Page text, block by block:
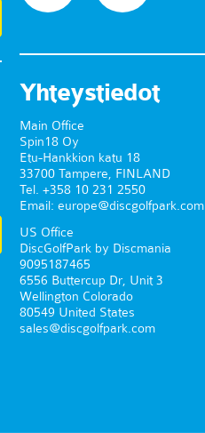
Yhteystiedot
Main Office
Spin18 Oy
Etu-Hankkion katu 18
33700 Tampere, FINLAND
Tel. +358 10 231 2550
Email: europe@discgolfpark.com
US Office
DiscGolfPark by Discmania
9095187465
6556 Buttercup Dr, Unit 3
Wellington Colorado
80549 United States
sales@discgolfpark.com